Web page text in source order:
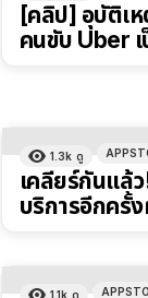
[คลิป] อุบัติเ
คนขับ Uber
1.3k ดู
เคลียร์กันแล้
บริการอีกครั้
1.1k ดู